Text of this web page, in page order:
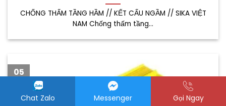
CHỐNG THẤM TẦNG HẦM // KẾT CẤU NGẦM // SIKA VIỆT
NAM Chống thấm tầng...
05
Th7
Chat Zalo Messenger Gọi Ngay